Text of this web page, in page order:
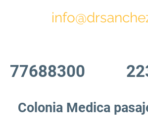
77688300
Colonia Medica